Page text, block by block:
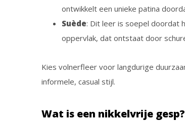
ontwikkelt een unieke patina
Suède: Dit leer is soepel doordat
oppervlak, dat ontstaat door
Kies volnerfleer voor langdurige
informele, casual stijl.
Wat is een nikkelvrije gesp?